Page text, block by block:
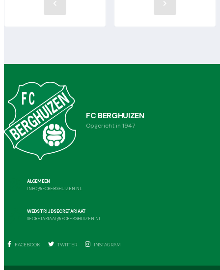
FC BERGHUIZEN
Opgericht in 1947
ALGEMEEN
INFO@FCBERGHUIZEN.NL
WEDSTRIJDSECRETARIAAT
SECRETARIAAT@FCBERGHUIZEN.NL
FACEBOOK TWITTER INSTAGRAM